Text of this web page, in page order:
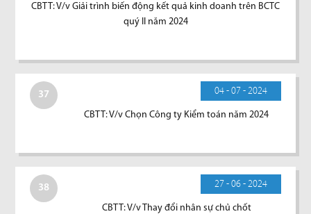
CBTT: V/v Giải trình biến động kết quả kinh doanh trên BCTC
quý II năm 2024
37 04 - 07 - 2024
CBTT: V/v Chọn Công ty Kiểm toán năm 2024
38 27 - 06 - 2024
CBTT: V/v Thay đổi nhân sự chủ chốt